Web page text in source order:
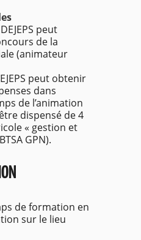
peut
de la
(animateur
peut obtenir
dans
de l’animation
dispensé de 4
« gestion et
GPN).
de formation en
sur le lieu